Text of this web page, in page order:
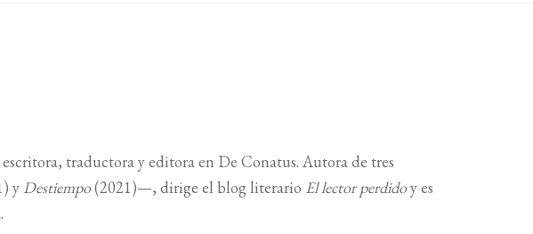
traductora y editora en De Conatus. Autora de tres
y Destiempo(2021)—, dirige el blog literario El lector perdidoy es